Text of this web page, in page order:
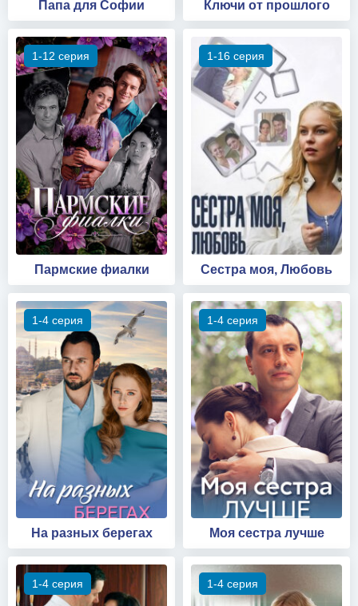
Папа для Софии Ключи от прошлого
1-12 серия
Пармские фиалки
1-16 серия
Сестра моя, Любовь
1-4 серия
На разных берегах
1-4 серия
Моя сестра лучше
1-4 серия 1-4 серия